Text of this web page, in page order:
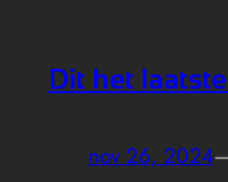
Dit het
nov 26, 2024